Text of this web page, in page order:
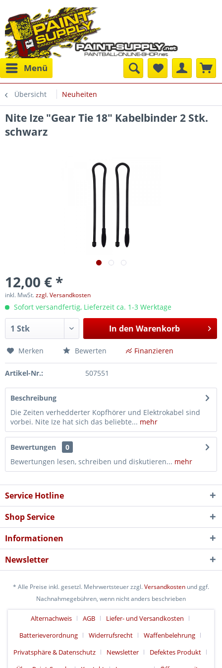
Menü
Übersicht Neuheiten
Nite Ize "Gear Tie 18" Kabelbinder 2 Stk.
schwarz
12,00 € *
inkl. MwSt.zzgl. Versandkosten
Sofort versandfertig, Lieferzeit ca. 1-3 Werktage
In den Warenkorb
Merken Bewerten Finanzieren
Artikel-Nr.: 507551
Beschreibung
Die Zeiten verhedderter Kopfhörer und Elektrokabel sind
vorbei. Nite Ize hat sich das beliebte... mehr
Bewertungen
0
Bewertungen lesen, schreiben und diskutieren... mehr
Service Hotline
Shop Service
Informationen
Newsletter
* Alle Preise inkl. gesetzl. Mehrwertsteuer zzgl.Versandkosten und ggf.
Nachnahmegebühren, wenn nicht anders beschrieben
Alternachweis AGB
Liefer- und Versandkosten
Batterieverordnung
Widerrufsrecht
Waffenbelehrung
Privatsphäre & Datenschutz
Newsletter
Defektes Produkt